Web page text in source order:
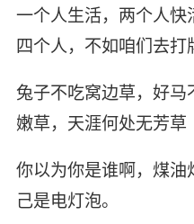
一个人生活，两个人快
四个人，不如咱们去打
兔子不吃窝边草，好
嫩草，天涯何处无芳草
你以为你是谁啊，煤油
己是电灯泡。